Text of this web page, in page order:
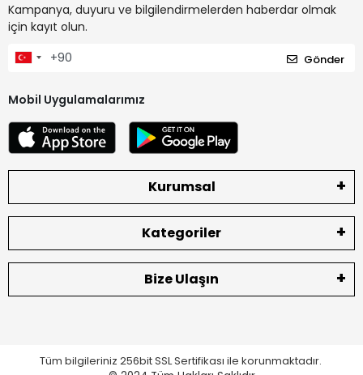
Kampanya, duyuru ve bilgilendirmelerden haberdar olmak
için kayıt olun.
Gönder
Mobil Uygulamalarımız
Kurumsal
Kategoriler
Bize Ulaşın
Tüm bilgileriniz 256bit SSL Sertifikası ile korunmaktadır.